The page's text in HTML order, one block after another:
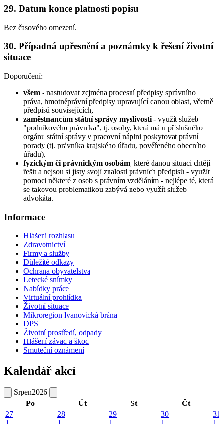
29. Datum konce platnosti popisu
Bez časového omezení.
30. Případná upřesnění a poznámky k řešení životní
situace
Doporučení:
všem - nastudovat zejména procesní předpisy správního
práva, hmotněprávní předpisy upravující danou oblast, včetně
předpisů souvisejících,
zaměstnancům státní správy myslivosti - využít služeb
"podnikového právníka", tj. osoby, která má u příslušného
orgánu státní správy v pracovní náplni poskytovat právní
porady (tj. právníka krajského úřadu, pověřeného obecního
úřadu),
fyzickým či právnickým osobám, které danou situaci chtějí
řešit a nejsou si jisty svojí znalostí právních předpisů - využít
pomoci některé z osob s právním vzděláním - nejlépe té, která
se takovou problematikou zabývá nebo využít služeb
advokáta.
Informace
Hlášení rozhlasu
Zdravotnictví
Firmy a služby
Důležité odkazy
Ochrana obyvatelstva
Letecké snímky
Nabídky práce
Virtuální prohlídka
Životní situace
Mikroregion Ivanovická brána
DPS
Životní prostředí, odpady
Hlášení závad a škod
Smuteční oznámení
Kalendář akcí
Srpen2026
Po
Út St
Čt
27
28
29
30